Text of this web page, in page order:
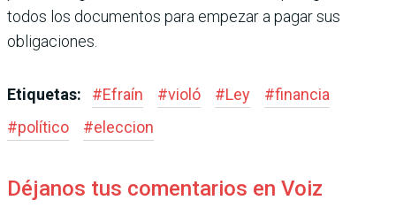
todos los docu­mentos para empezar a pagar sus
obligaciones.
Etiquetas: #Efraín #violó #Ley #financia
#político #eleccion
Déjanos tus comentarios en Voiz